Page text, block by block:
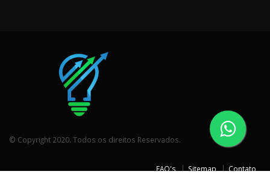
© Copyright 2020. Todos os direitos Reservados.
FAQ's Sitemap Contato